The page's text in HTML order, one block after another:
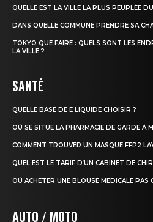
QUELLE EST LA VILLE LA PLUS PEUPLÉE
DANS QUELLE COMMUNE PRENDRE SA
TOKYO QUE FAIRE : QUELS SONT LES
LA VILLE ?
SANTÉ
QUELLE BASE DE E LIQUIDE CHOISIR ?
OÙ SE SITUE LA PHARMACIE DE GARDE À
COMMENT TROUVER UN MASQUE FFP2
QUEL EST LE TARIF D’UN CABINET DE
OÙ ACHETER UNE BLOUSE MEDICALE PAS
AUTO / MOTO